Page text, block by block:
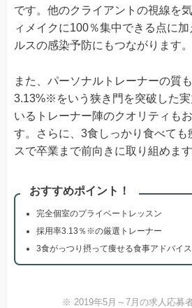
です。他のクライアントの視線を
ィメイクに100％集中できる点に
ルスの感染予防にもつながります。
また、パーソナルトレーナーの質
3.13%※をいう狭き門を突破した
いるトレーナー陣のクオリティも
す。さらに、3食しっかり食べても
スで卒業まで前向きに取り組めます
おすすめポイント！
完全個室のプライベートレッスン
採用率3.13％※の厳選トレーナー
3食がっつり摂って痩せる食事アドバイス
※ 2019年5月～7月の求人応募